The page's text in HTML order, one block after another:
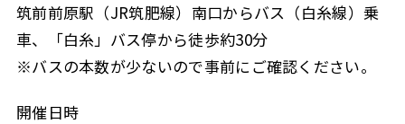
筑前前原駅（JR筑肥線）南口からバス（白糸線）乗
車、「白糸」バス停から徒歩約30分
※バスの本数が少ないので事前にご確認ください。
開催日時